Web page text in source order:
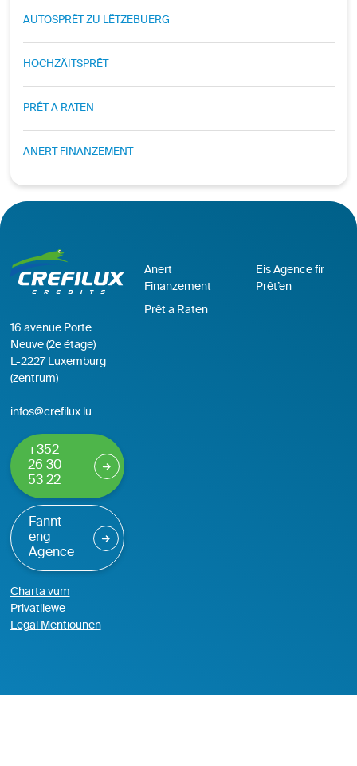
AUTOSPRÊT ZU LËTZEBUERG
HOCHZÄITSPRÊT
PRÊT A RATEN
ANERT FINANZEMENT
16 avenue Porte
Neuve (2e étage)
L-2227 Luxemburg
(zentrum)
infos@crefilux.lu
+352
26 30
53 22
Fannt
eng
Agence
Charta vum
Privatliewe
Legal Mentiounen
Anert
Finanzement
Prêt a Raten
Eis Agence fir
Prêt’en